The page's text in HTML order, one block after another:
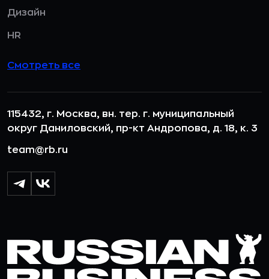
Дизайн
HR
Смотреть все
115432, г. Москва, вн. тер. г. муниципальный
округ Даниловский, пр-кт Андропова, д. 18, к. 3
team@rb.ru